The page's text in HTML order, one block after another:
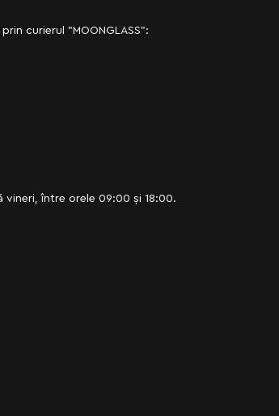
curierul "MOONGLASS":
vineri, între orele 09:00 și 18:00.